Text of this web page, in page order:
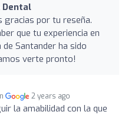
Dental
gracias por tu reseña.
que tu experiencia en
Santander ha sido
verte pronto!
2 years ago
la amabilidad con la que